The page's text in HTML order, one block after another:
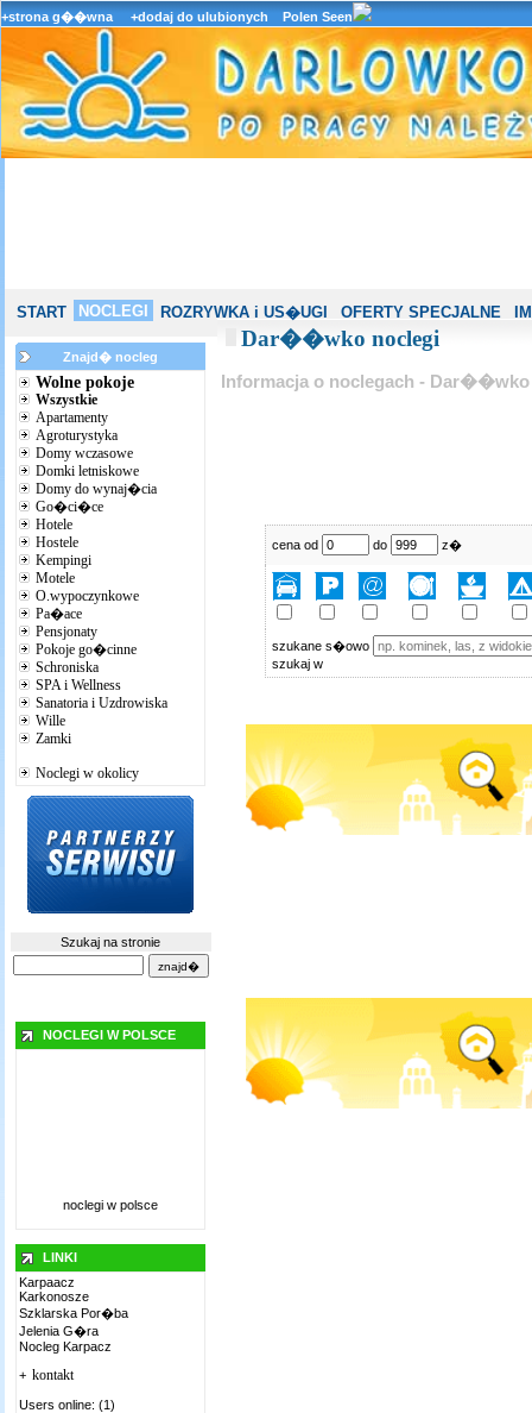
+strona g��wna +dodaj do ulubionych Polen Seen
START NOCLEGI ROZRYWKA i US�UGI OFERTY SPECJALNE
Znajd� nocleg
Wolne pokoje
Wszystkie
Apartamenty
Agroturystyka
Domy wczasowe
Domki letniskowe
Domy do wynaj�cia
Go�ci�ce
Hotele
Hostele
Kempingi
Motele
O.wypoczynkowe
Pa�ace
Pensjonaty
Pokoje go�cinne
Schroniska
SPA i Wellness
Sanatoria i Uzdrowiska
Wille
Zamki
Noclegi w okolicy
Szukaj na stronie
NOCLEGI W POLSCE
noclegi w polsce
LINKI
Karpaacz
Karkonosze
Szklarska Por�ba
Jelenia G�ra
Nocleg Karpacz
+ kontakt
Users online: (1)
Dar��wko noclegi
Informacja o noclegach - Dar��wko
cena od do z�
szukane s�owo
szukaj w